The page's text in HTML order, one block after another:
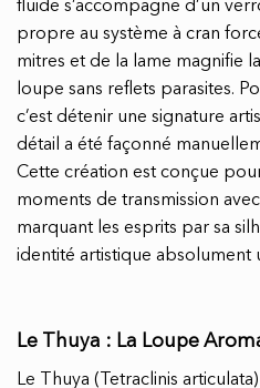
fluide s’accompagne d’un
propre au système à cran
mitres et de la lame magnifie
loupe sans reflets parasites.
c’est détenir une signature
détail a été façonné
Cette création est conçue
moments de transmission
marquant les esprits par sa
identité artistique absolument
Le Thuya : La Loupe
Le Thuya (Tetraclinis